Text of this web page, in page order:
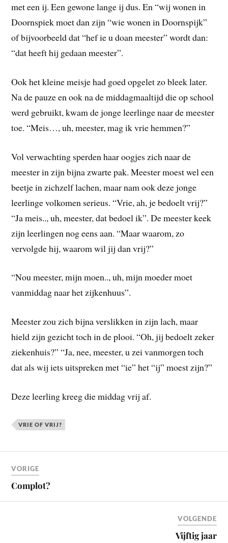
met een ij. Een gewone lange ij dus. En “wij wonen in
Doornspiek moet dan zijn “wie wonen in Doornspijk”
of bijvoorbeeld dat “hef ie u doan meester” wordt dan:
“dat heeft hij gedaan meester”.
Ook het kleine meisje had goed opgelet zo bleek later.
Na de pauze en ook na de middagmaaltijd die op school
werd gebruikt, kwam de jonge leerlinge naar de meester
toe. “Meis…, uh, meester, mag ik vrie hemmen?”
Vol verwachting sperden haar oogjes zich naar de
meester in zijn bijna zwarte pak. Meester moest wel een
beetje in zichzelf lachen, maar nam ook deze jonge
leerlinge volkomen serieus. “Vrie, ah, je bedoelt vrij?”
“Ja meis.., uh, meester, dat bedoel ik”. De meester keek
zijn leerlingen nog eens aan. “Maar waarom, zo
vervolgde hij, waarom wil jij dan vrij?”
“Nou meester, mijn moen.., uh, mijn moeder moet
vanmiddag naar het zijkenhuus”.
Meester zou zich bijna verslikken in zijn lach, maar
hield zijn gezicht toch in de plooi. “Oh, jij bedoelt zeker
ziekenhuis?” “Ja, nee, meester, u zei vanmorgen toch
dat als wij iets uitspreken met “ie” het “ij” moest zijn?”
Deze leerling kreeg die middag vrij af.
VRIE OF VRIJ?
VORIGE
Complot?
VOLGENDE
Vijftig jaar